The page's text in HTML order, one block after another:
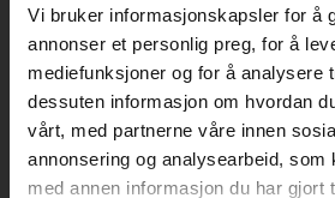
Vi bruker informasjonskapsler for å
annonser et personlig preg, for å
mediefunksjoner og for å analysere
dessuten informasjon om hvordan
vårt, med partnerne våre innen
annonsering og analysearbeid, som
med annen informasjon du har gjort
formen gjør det enkelt å kombinere
integrere den i ulike typer interiør,
private områder.
▪ robust løsning som tåler daglig
▪ hul konstruksjon for fleksibel
▪ kan brukes som sittebenk, podie